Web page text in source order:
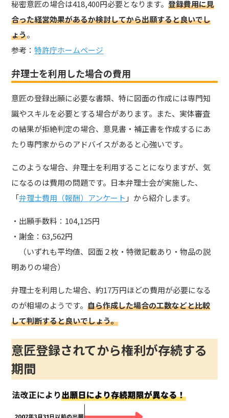
秘密意匠の場合は418,400円必要となります。登録費用に見
合った経営効果があるか検討してから出願すると良いでし
ょう。
参考：特許庁ホームページ
弁理士を利用した場合の費用
意匠の登録出願に必要な書類、特に図面の作成には専門知
識やスキルを必要とする場合があります。また、実体審査
の結果が拒絶判定の場合、意見書・補正書を作成するにあ
たり専門家からのアドバイスがあると心強いです。
このような場合、弁理士を利用することになりますが、気
になるのは費用の問題です。日本弁理士会が実施した、
「弁理士費用（報酬）アンケート 」から紹介します。
・出願手数料：104,125円
・謝金：63,562円
（いずれも平均値、図面２枚・特徴記載あり・物品の説
明ありの場合）
弁理士を利用した場合、約17万円ほどの費用が必要になる
のが相場のようです。自ら作成した場合の工数などと比較
して判断すると良いでしょう。
意匠登録されてから権利が存続する
期間